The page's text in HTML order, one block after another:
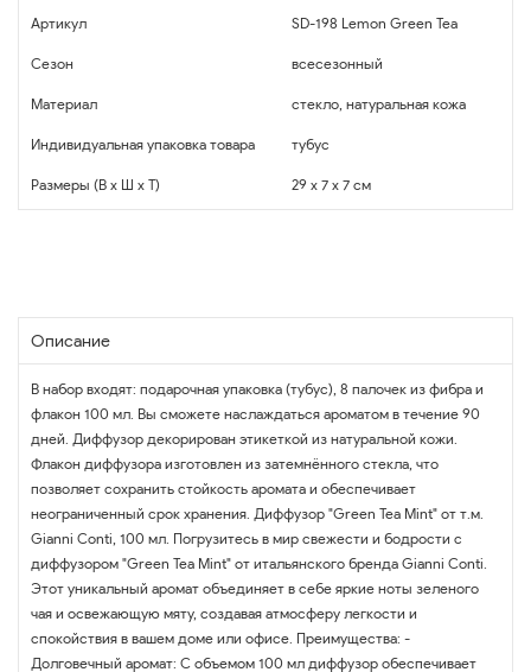
Артикул SD-198 Lemon Green Tea
Сезон всесезонный
Материал стекло, натуральная кожа
Индивидуальная упаковка товара тубус
Размеры (В x Ш x Т) 29 x 7 x 7 см
Описание
В набор входят: подарочная упаковка (тубус), 8 палочек из фибра и
флакон 100 мл. Вы сможете наслаждаться ароматом в течение 90
дней. Диффузор декорирован этикеткой из натуральной кожи.
Флакон диффузора изготовлен из затемнённого стекла, что
позволяет сохранить стойкость аромата и обеспечивает
неограниченный срок хранения. Диффузор "Green Tea Mint" от т.м.
Gianni Conti, 100 мл. Погрузитесь в мир свежести и бодрости с
диффузором "Green Tea Mint" от итальянского бренда Gianni Conti.
Этот уникальный аромат объединяет в себе яркие ноты зеленого
чая и освежающую мяту, создавая атмосферу легкости и
спокойствия в вашем доме или офисе. Преимущества: -
Долговечный аромат: С объемом 100 мл диффузор обеспечивает